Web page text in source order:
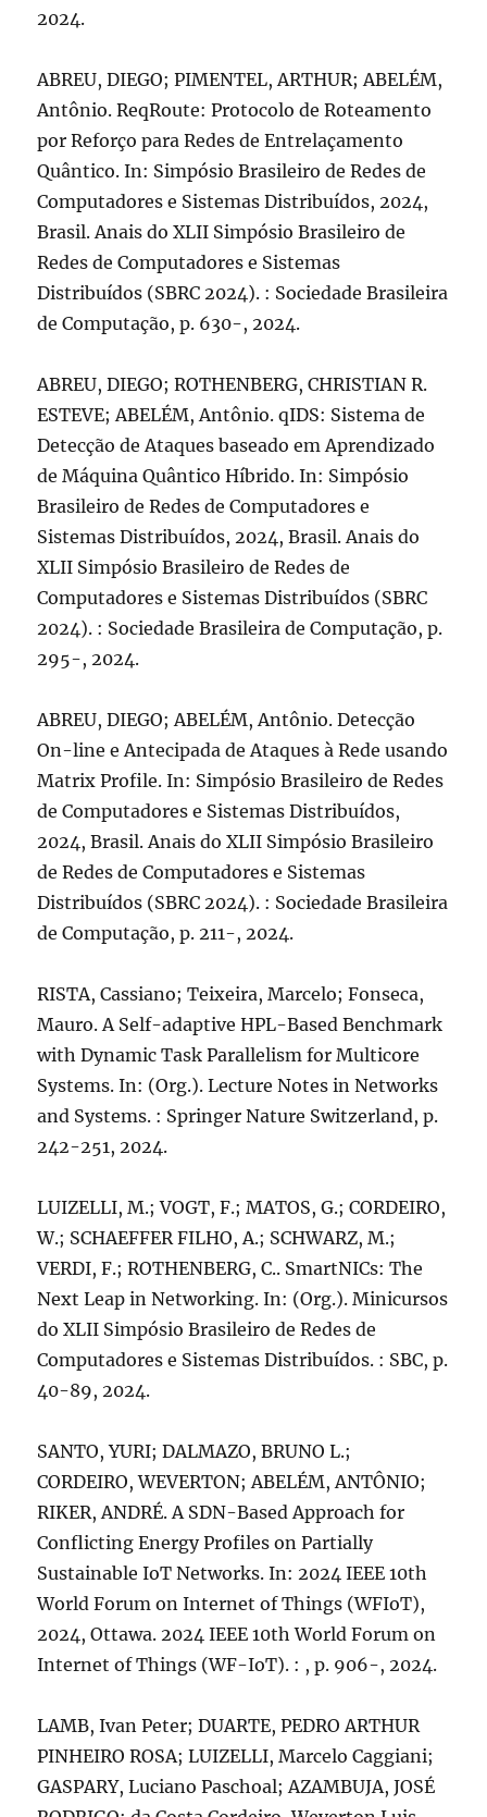
2024.
ABREU, DIEGO; PIMENTEL, ARTHUR; ABELÉM,
Antônio. ReqRoute: Protocolo de Roteamento
por Reforço para Redes de Entrelaçamento
Quântico. In: Simpósio Brasileiro de Redes de
Computadores e Sistemas Distribuídos, 2024,
Brasil. Anais do XLII Simpósio Brasileiro de
Redes de Computadores e Sistemas
Distribuídos (SBRC 2024). : Sociedade Brasileira
de Computação, p. 630-, 2024.
ABREU, DIEGO; ROTHENBERG, CHRISTIAN R.
ESTEVE; ABELÉM, Antônio. qIDS: Sistema de
Detecção de Ataques baseado em Aprendizado
de Máquina Quântico Híbrido. In: Simpósio
Brasileiro de Redes de Computadores e
Sistemas Distribuídos, 2024, Brasil. Anais do
XLII Simpósio Brasileiro de Redes de
Computadores e Sistemas Distribuídos (SBRC
2024). : Sociedade Brasileira de Computação, p.
295-, 2024.
ABREU, DIEGO; ABELÉM, Antônio. Detecção
On-line e Antecipada de Ataques à Rede usando
Matrix Profile. In: Simpósio Brasileiro de Redes
de Computadores e Sistemas Distribuídos,
2024, Brasil. Anais do XLII Simpósio Brasileiro
de Redes de Computadores e Sistemas
Distribuídos (SBRC 2024). : Sociedade Brasileira
de Computação, p. 211-, 2024.
RISTA, Cassiano; Teixeira, Marcelo; Fonseca,
Mauro. A Self-adaptive HPL-Based Benchmark
with Dynamic Task Parallelism for Multicore
Systems. In: (Org.). Lecture Notes in Networks
and Systems. : Springer Nature Switzerland, p.
242-251, 2024.
LUIZELLI, M.; VOGT, F.; MATOS, G.; CORDEIRO,
W.; SCHAEFFER FILHO, A.; SCHWARZ, M.;
VERDI, F.; ROTHENBERG, C.. SmartNICs: The
Next Leap in Networking. In: (Org.). Minicursos
do XLII Simpósio Brasileiro de Redes de
Computadores e Sistemas Distribuídos. : SBC, p.
40-89, 2024.
SANTO, YURI; DALMAZO, BRUNO L.;
CORDEIRO, WEVERTON; ABELÉM, ANTÔNIO;
RIKER, ANDRÉ. A SDN-Based Approach for
Conflicting Energy Profiles on Partially
Sustainable IoT Networks. In: 2024 IEEE 10th
World Forum on Internet of Things (WFIoT),
2024, Ottawa. 2024 IEEE 10th World Forum on
Internet of Things (WF-IoT). : , p. 906-, 2024.
LAMB, Ivan Peter; DUARTE, PEDRO ARTHUR
PINHEIRO ROSA; LUIZELLI, Marcelo Caggiani;
GASPARY, Luciano Paschoal; AZAMBUJA, JOSÉ